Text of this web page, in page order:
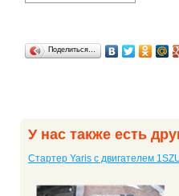
Поделиться…
У нас также есть
Стартер Yaris c двигателем